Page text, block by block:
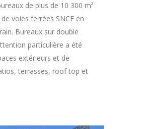
de plus de 10 300 m²
voies ferrées SNCF en
Bureaux sur double
particulière a été
extérieurs et de
terrasses, roof top et